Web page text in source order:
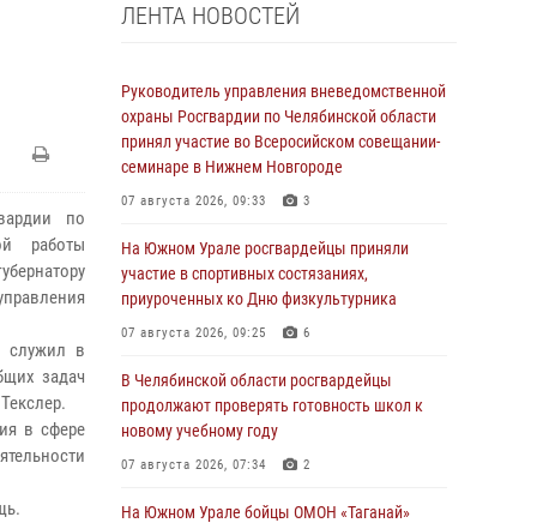
по
работы
служил в
задач
в сфере
ЛЕНТА НОВОСТЕЙ
Руководитель управления вневедомственной
охраны Росгвардии по Челябинской области
принял участие во Всеросийском совещании-
семинаре в Нижнем Новгороде
07 августа 2026, 09:33 3
На Южном Урале росгвардейцы приняли
участие в спортивных состязаниях,
приуроченных ко Дню физкультурника
07 августа 2026, 09:25 6
В Челябинской области росгвардейцы
продолжают проверять готовность школ к
новому учебному году
07 августа 2026, 07:34 2
На Южном Урале бойцы ОМОН «Таганай»